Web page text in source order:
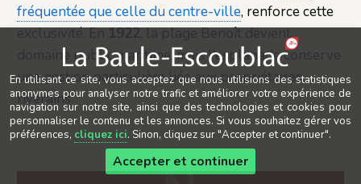
fréquentée que celle du centre-ville, renforce cette
exclusivité. En1922, la plage Benoît devient
domaine public maritime, mais l'esplanade conserve
une gestion particulière liée aux propriétaires
riverains.
En utilisant ce site, vous acceptez que nous utilisions des statistiques
anonymes pour analyser notre trafic et améliorer votre expérience de
navigation sur notre site, ainsi que des technologies et cookies pour
personnaliser le contenu et les annonces. Si vous souhaitez gérer vos
préférences, cliquez ici. Sinon, cliquez sur "Accepter et continuer".
Accepter et continuer